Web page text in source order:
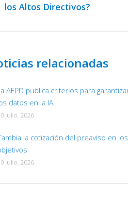
anterior:
los Altos Directivos?
relacionadas
AEPD publica criterios para
datos en la IA
julio, 2026
la cotización del preaviso en
julio, 2026